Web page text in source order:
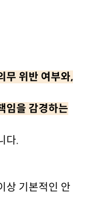
무 위반 여부와,
임을 감경하는
다.
상 기본적인 안